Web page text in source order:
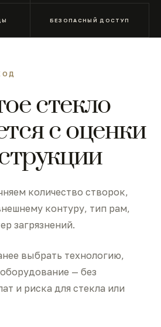
БЕЗОПАСНЫЙ ДОСТУП
стекло
с оценки
количество створок,
контуру, тип рам,
загрязнений.
выбрать технологию,
— без
и риска для стекла или